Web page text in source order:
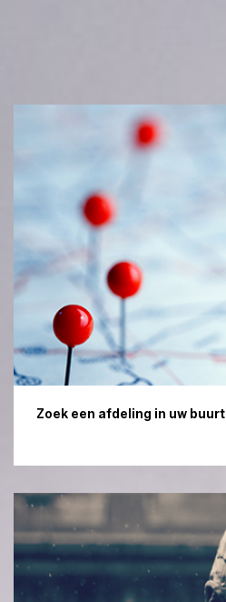
Zoek een afdeling in uw buurt